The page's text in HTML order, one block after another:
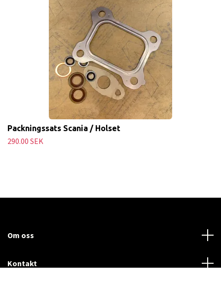
Packningssats Scania / Holset
290.00 SEK
Om oss
Kontakt